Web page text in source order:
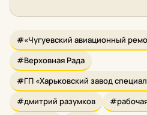
#«Чугуевский авиационный
#Верховная Рада
#ГП «Харьковский завод
#дмитрий разумков